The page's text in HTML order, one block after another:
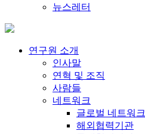
뉴스레터
연구원 소개
인사말
연혁 및 조직
사람들
네트워크
글로벌 네트워크
해외협력기관